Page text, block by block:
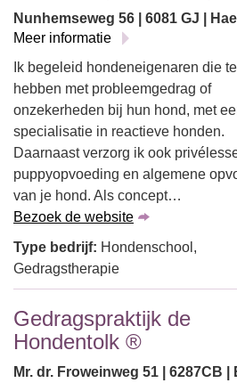
Nunhemseweg 56 | 6081 GJ |
Meer informatie
Ik begeleid hondeneigenaren die
hebben met probleemgedrag of
onzekerheden bij hun hond, met
specialisatie in reactieve honden.
Daarnaast verzorg ik ook
puppyopvoeding en algemene
van je hond. Als concept…
Bezoek de website
Type bedrijf: Hondenschool,
Gedragstherapie
Gedragspraktijk de
Hondentolk ®
Mr. dr. Froweinweg 51 | 6287CB |